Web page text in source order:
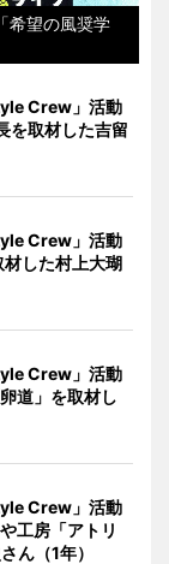
希望の風奨学
Crew」活動
取材した吉留
Crew」活動
した村上大瑚
Crew」活動
道」を取材し
Crew」活動
工房「アトリ
ん（1年）